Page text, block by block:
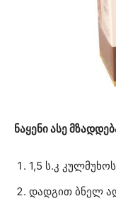
ნაყენი ასე
1,5 ს.კ
დადგით ბნელ